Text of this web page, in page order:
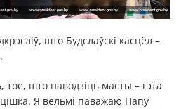
што Будслаўскі касцёл –
тое, што наводзіць масты – гэта
Я вельмі паважаю Папу